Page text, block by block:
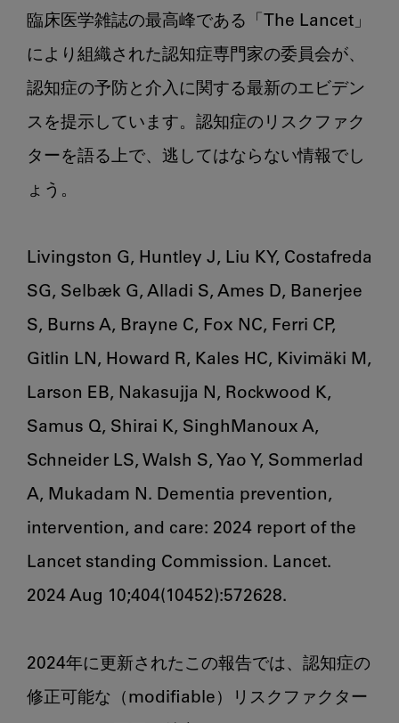
病
や
歯
の
喪
失
は
知
誘
発
る
の
臨床医学雑誌の最高峰である「The Lancet」
により組織された認知症専門家の委員会が、
認知症の予防と介入に関する最新のエビデン
スを提示しています。認知症のリスクファク
ターを語る上で、逃してはならない情報でし
ょう。
Livingston G, Huntley J, Liu KY, Costafreda
SG, Selbæk G, Alladi S, Ames D, Banerjee
S, Burns A, Brayne C, Fox NC, Ferri CP,
Gitlin LN, Howard R, Kales HC, Kivimäki M,
Larson EB, Nakasujja N, Rockwood K,
Samus Q, Shirai K, SinghManoux A,
Schneider LS, Walsh S, Yao Y, Sommerlad
A, Mukadam N. Dementia prevention,
intervention, and care: 2024 report of the
Lancet standing Commission. Lancet.
2024 Aug 10;404(10452):572628.
2024年に更新されたこの報告では、認知症の
修正可能な（modifiable）リスクファクター